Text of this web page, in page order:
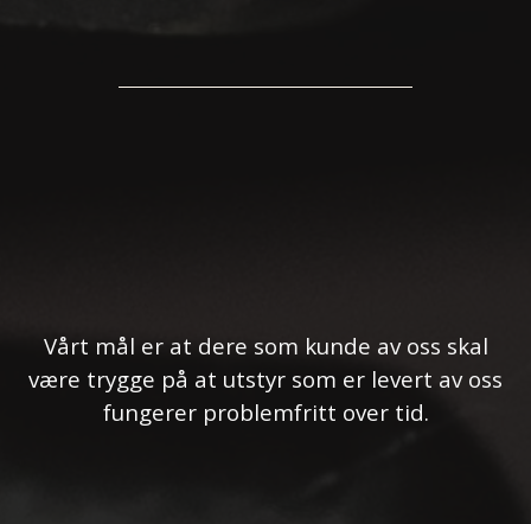
Vårt mål er at dere som kunde av oss skal
være trygge på at utstyr som er levert av oss
fungerer problemfritt over tid.